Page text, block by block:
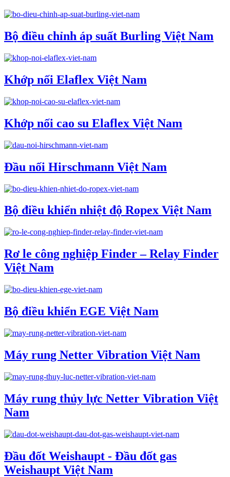
Bộ điều chỉnh áp suất Burling Việt Nam
Khớp nối Elaflex Việt Nam
Khớp nối cao su Elaflex Việt Nam
Đầu nối Hirschmann Việt Nam
Bộ điều khiển nhiệt độ Ropex Việt Nam
Rơ le công nghiệp Finder – Relay Finder
Việt Nam
Bộ điều khiển EGE Việt Nam
Máy rung Netter Vibration Việt Nam
Máy rung thủy lực Netter Vibration Việt
Nam
Đầu đốt Weishaupt - Đầu đốt gas
Weishaupt Việt Nam